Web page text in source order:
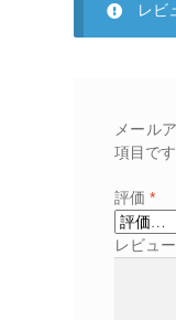
レビ
メール
項目です
評価 *
レビュ